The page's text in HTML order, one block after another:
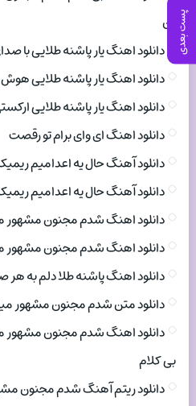
پست بعدی
زن
دانلود اهنگ یار پاشنه طلایی با
دانلود اهنگ یار پاشنه طلایی
دانلود اهنگ یار پاشنه طلایی
دانلود اهنگ ای وای برام تو رقصت
دانلود آهنگ حال یه اعدامیم
دانلود آهنگ حال یه اعدامیم
دانلود اهنگ شدم مجنون مشهور
دانلود اهنگ شدم مجنون
دانلود اهنگ پاشنه طلا دلم به
دانلود متن شدم مجنون مشهور
دانلود اهنگ شدم مجنون مشهور
بی کلام
دانلود ریتم آهنگ شدم مجنون